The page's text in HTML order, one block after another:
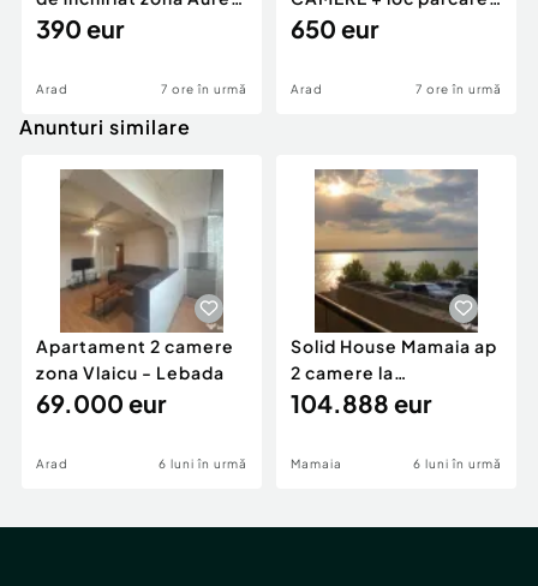
Vlaicu
390 eur
Arad 7 ore în urmă
- Adora Park
650 eur
Arad 7 ore în urmă
Anunturi similare
Apartament 2 camere
zona Vlaicu - Lebada
69.000 eur
Arad 6 luni în urmă
Solid House Mamaia ap
2 camere la
cheie,langa Mega
104.888 eur
Mamaia 6 luni în urmă